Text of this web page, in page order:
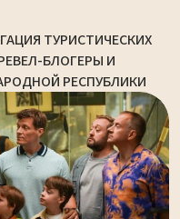
ТУРИСТИЧЕСКИХ
БЛОГЕРЫ И
РЕСПУБЛИКИ